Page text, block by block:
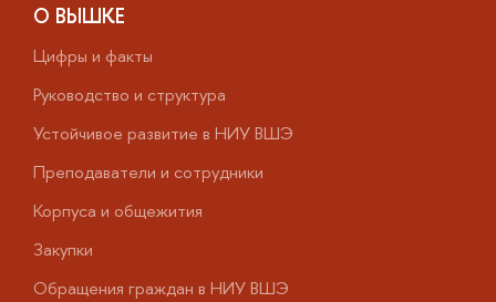
О ВЫШКЕ
Цифры и факты
Руководство и структура
Устойчивое развитие в НИУ ВШЭ
Преподаватели и сотрудники
Корпуса и общежития
Закупки
Обращения граждан в НИУ ВШЭ